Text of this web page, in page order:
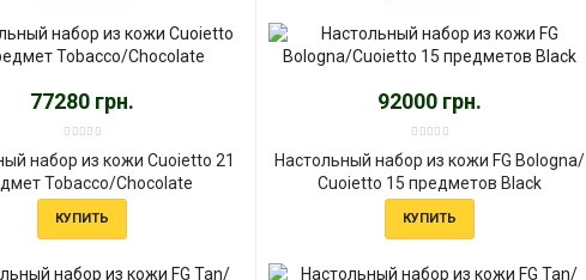
77280 грн.
набор из кожи Cuoietto 21
Tobacco/Chocolate
КУПИТЬ
92000 грн.
Настольный набор из кожи FG Bologna/
Сuoietto 15 предметов Black
КУПИТЬ